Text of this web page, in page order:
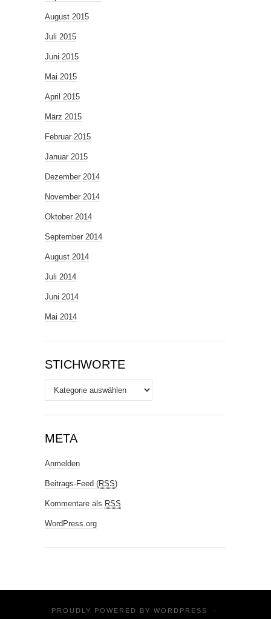
August 2015
Juli 2015
Juni 2015
Mai 2015
April 2015
März 2015
Februar 2015
Januar 2015
Dezember 2014
November 2014
Oktober 2014
September 2014
August 2014
Juli 2014
Juni 2014
Mai 2014
STICHWORTE
Stichworte
META
Anmelden
Beitrags-Feed (RSS)
Kommentare als RSS
WordPress.org
PROUDLY POWERED BY WORDPRESS ·